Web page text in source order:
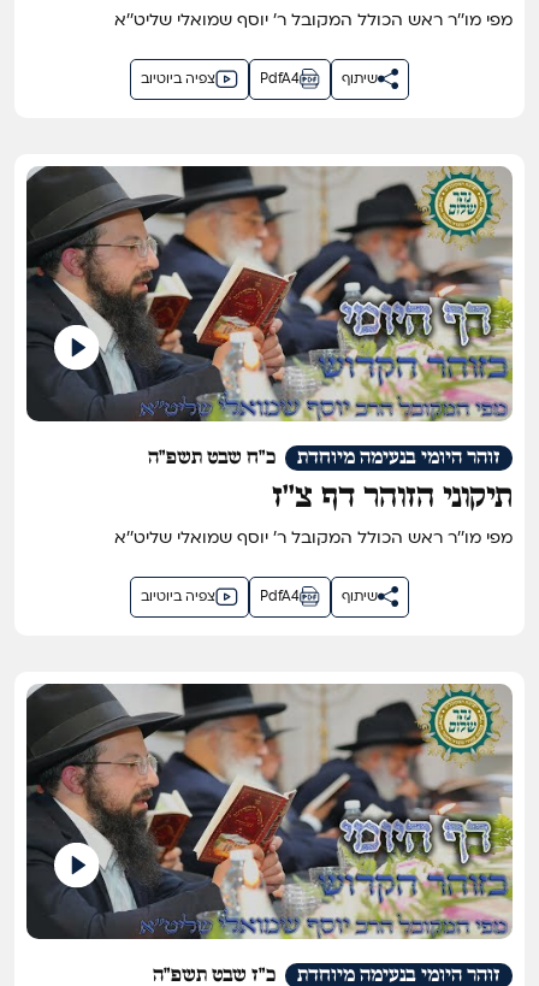
מפי מו''ר ראש הכולל המקובל ר' יוסף שמואלי שליט''א
צפיה ביוטיוב PdfA4 שיתוף
כ"ח שבט תשפ"ה זוהר היומי בנעימה מיוחדת
תיקוני הזוהר דף צ''ז
מפי מו''ר ראש הכולל המקובל ר' יוסף שמואלי שליט''א
צפיה ביוטיוב PdfA4 שיתוף
כ"ז שבט תשפ"ה זוהר היומי בנעימה מיוחדת